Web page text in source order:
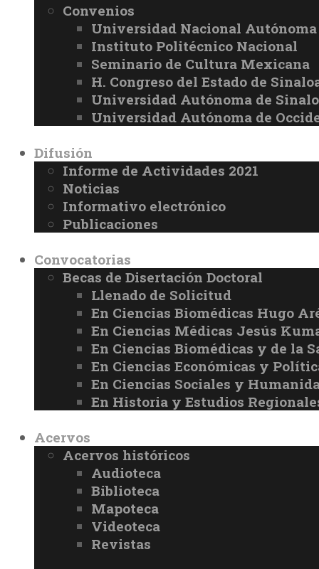
Convenios
Universidad Nacional
Instituto Politécnico Nacional
Seminario de Cultura Mexicana
H. Congreso del Estado de
Universidad Autónoma de
Universidad Autónoma de
Difusión
Informe de Actividades 2021
Noticias
Informativo electrónico
Publicaciones
Convocatorias
Becas de Disertación Doctoral
Llenado de Solicitud
En Ciencias Biomédicas Hugo
En Ciencias Médicas Jesús
En Ciencias Biomédicas y de la
En Ciencias Económicas y
En Ciencias Sociales y
En Historia y Estudios
Acervos
Acervos históricos
Audioteca
Biblioteca
Mapoteca
Videoteca
Revistas